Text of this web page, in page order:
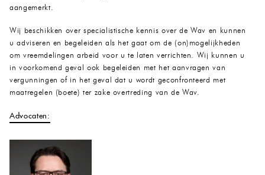
aangemerkt.
Wij beschikken over specialistische kennis over de Wav en kunnen
u adviseren en begeleiden als het gaat om de (on)mogelijkheden
om vreemdelingen arbeid voor u te laten verrichten. Wij kunnen u
in voorkomend geval ook begeleiden met het aanvragen van
vergunningen of in het geval dat u wordt geconfronteerd met
maatregelen (boete) ter zake overtreding van de Wav.
Advocaten: